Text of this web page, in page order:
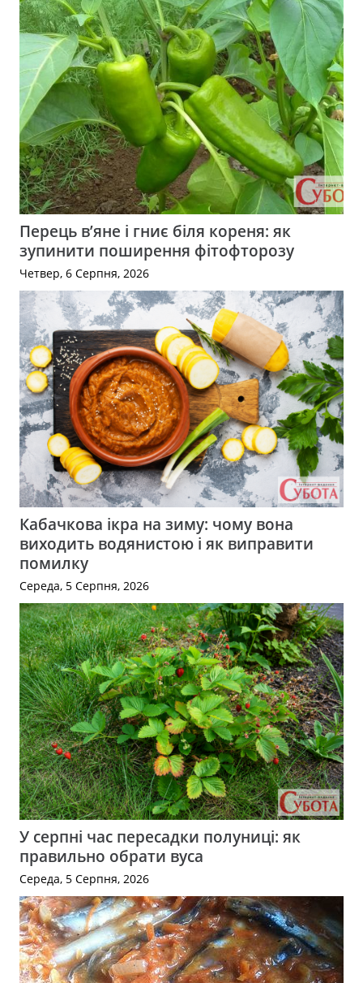
Перець в’яне і гниє біля кореня: як
зупинити поширення фітофторозу
Четвер, 6 Серпня, 2026
Кабачкова ікра на зиму: чому вона
виходить водянистою і як виправити
помилку
Середа, 5 Серпня, 2026
У серпні час пересадки полуниці: як
правильно обрати вуса
Середа, 5 Серпня, 2026